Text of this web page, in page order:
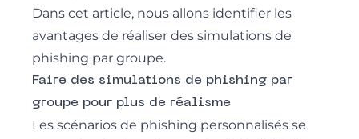
Dans cet article, nous allons identifier les
avantages de réaliser des simulations de
phishing par groupe.
Faire des simulations de phishing par
groupe pour plus de réalisme
Les scénarios de phishing personnalisés se